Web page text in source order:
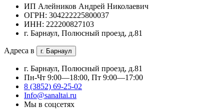
ИП Алейников Андрей Николаевич
ОГРН: 304222225800037
ИНН: 222200827103
г. Барнаул, Полюсный проезд, д.81
Адреса в г. Барнаул
г. Барнаул, Полюсный проезд, д.81
Пн-Чт 9:00—18:00, Пт 9:00—17:00
8 (3852) 69-25-02
Info@sanaltai.ru
Мы в соцсетях